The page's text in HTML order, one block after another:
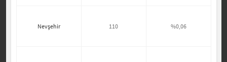
Nevşehir 110 %0,06